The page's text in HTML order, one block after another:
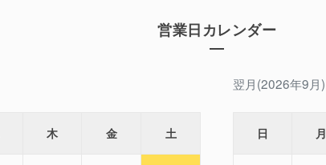
営業日カレンダー
木 金 土
翌月(2026年9月)
日 月